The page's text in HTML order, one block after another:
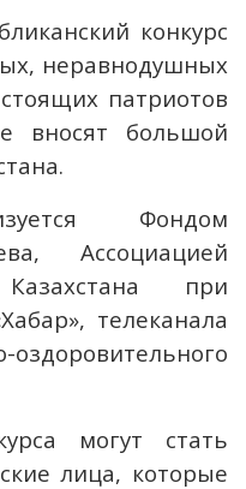
конкурс
неравнодушных
патриотов
вносят большой
Фондом
Ассоциацией
при
телеканала
могут стать
лица, которые